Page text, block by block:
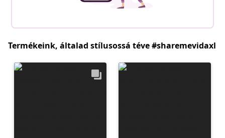
Termékeink, általad stílusossá téve #sharemevidaxl